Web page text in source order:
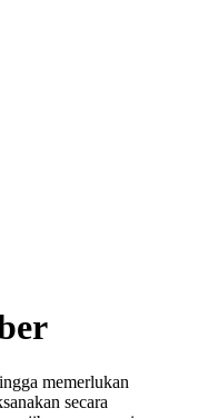
memerlukan
secara